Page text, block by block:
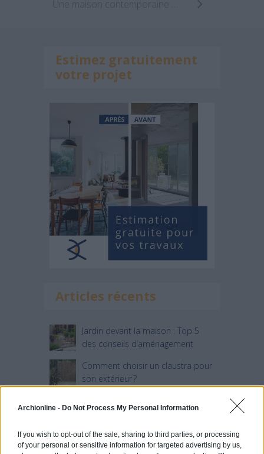
Archionline - Do Not Process My Personal Information
If you wish to opt-out of the sale, sharing to third parties, or processing
of your personal or sensitive information for targeted advertising by us,
Estimez gratuitement
votre projet
Articles récents
Jardin devant la maison : Top 5
des conseils d’aménagement
Comment choisir un claustra pour
son extérieur ?
extérieure de sa maison ?
Canicule et fortes chaleurs : quels
conseils pour garder sa maison au